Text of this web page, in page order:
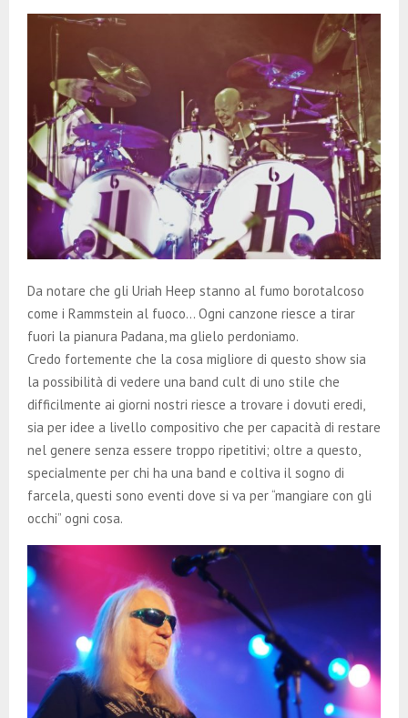
Da notare che gli Uriah Heep stanno al fumo borotalcoso
come i Rammstein al fuoco… Ogni canzone riesce a tirar
fuori la pianura Padana, ma glielo perdoniamo.
Credo fortemente che la cosa migliore di questo show sia
la possibilità di vedere una band cult di uno stile che
difficilmente ai giorni nostri riesce a trovare i dovuti eredi,
sia per idee a livello compositivo che per capacità di restare
nel genere senza essere troppo ripetitivi; oltre a questo,
specialmente per chi ha una band e coltiva il sogno di
farcela, questi sono eventi dove si va per “mangiare con gli
occhi” ogni cosa.